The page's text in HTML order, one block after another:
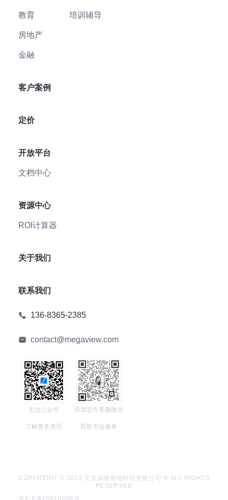
教育
房地产
金融
培训辅导
客户案例
定价
开放平台
文档中心
资源中心
ROI计算器
关于我们
联系我们
136-8365-2385
contact@megaview.com
关注公众号
了解更多资讯
添加官方客服微信
获取专业服务
COPYRIGHT © 2023 北京深维智信科技有限公司 ® ALL RIGHTS
RESERVED
京ICP备20016696号